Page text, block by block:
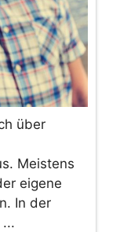
über
Meistens
eigene
In der